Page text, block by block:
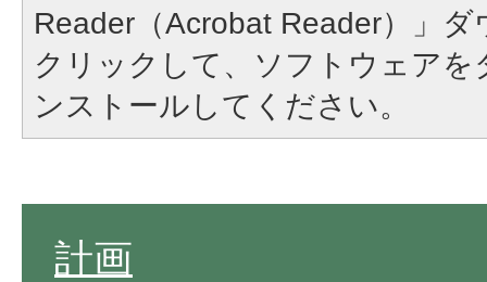
Reader（Acrobat Reader）」
クリックして、ソフトウェア
ンストールしてください。
計画